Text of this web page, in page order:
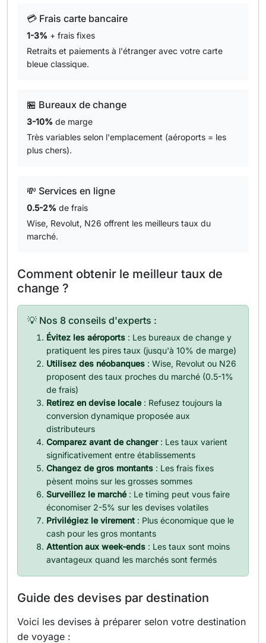
💳 Frais carte bancaire
1-3% + frais fixes
Retraits et paiements à l'étranger avec votre carte
bleue classique.
🏪 Bureaux de change
3-10% de marge
Très variables selon l'emplacement (aéroports = les
plus chers).
💸 Services en ligne
0.5-2% de frais
Wise, Revolut, N26 offrent les meilleurs taux du
marché.
Comment obtenir le meilleur taux de
change ?
💡 Nos 8 conseils d'experts :
Évitez les aéroports : Les bureaux de change y
pratiquent les pires taux (jusqu'à 10% de marge)
Utilisez des néobanques : Wise, Revolut ou N26
proposent des taux proches du marché (0.5-1%
de frais)
Retirez en devise locale: Refusez toujours la
conversion dynamique proposée aux
distributeurs
Comparez avant de changer: Les taux varient
significativement entre établissements
Changez de gros montants : Les frais fixes
pèsent moins sur les grosses sommes
Surveillez le marché: Le timing peut vous faire
économiser 2-5% sur les devises volatiles
Privilégiez le virement : Plus économique que le
cash pour les gros montants
Attention aux week-ends : Les taux sont moins
avantageux quand les marchés sont fermés
Guide des devises par destination
Voici les devises à préparer selon votre destination
de voyage :